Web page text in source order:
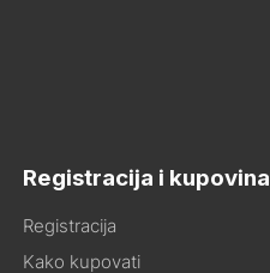
Registracija i kupovina
Registracija
Kako kupovati